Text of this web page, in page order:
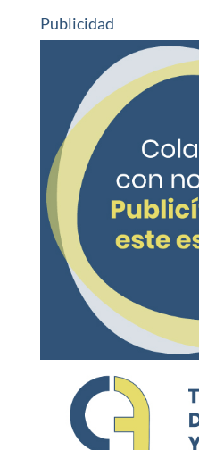
Publicidad